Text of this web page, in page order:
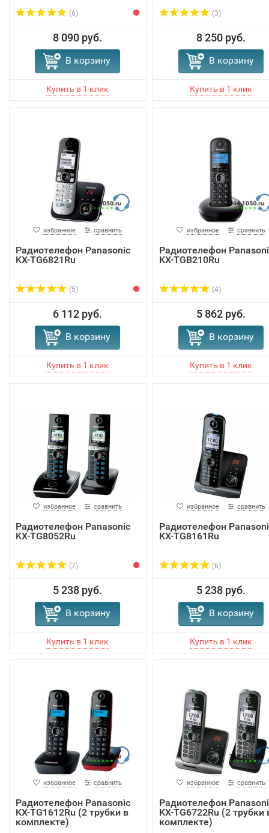
(6)
8 090 руб.
В корзину
(3)
8 250 руб.
В корзину
избранное сравнить
Радиотелефон Panasonic
KX-TG6821Ru
(5)
6 112 руб.
В корзину
избранное сравнить
Радиотелефон
KX-TGB210Ru
(4)
5 862 руб.
В корзину
избранное сравнить
Радиотелефон Panasonic
KX-TG8052Ru
(7)
5 238 руб.
В корзину
избранное сравнить
Радиотелефон
KX-TG8161Ru
(6)
5 238 руб.
В корзину
избранное сравнить
Радиотелефон Panasonic
KX-TG1612Ru (2 трубки в
комплекте)
избранное сравнить
Радиотелефон
KX-TG6722Ru (2 трубки
комплекте)